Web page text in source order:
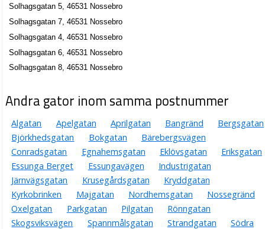
Solhagsgatan 5, 46531 Nossebro
Solhagsgatan 7, 46531 Nossebro
Solhagsgatan 4, 46531 Nossebro
Solhagsgatan 6, 46531 Nossebro
Solhagsgatan 8, 46531 Nossebro
Andra gator inom samma postnummer
Algatan Apelgatan Aprilgatan Bangränd
Bergsgatan
Björkhedsgatan
Bokgatan
Bärebergsvägen
Conradsgatan
Egnahemsgatan Eklövsgatan
Eriksgatan
Essunga Berget
Essungavägen
Industrigatan
Järnvägsgatan
Krusegårdsgatan
Kryddgatan
Kyrkobrinken
Majgatan Nordhemsgatan
Nossegränd
Oxelgatan
Parkgatan Pilgatan
Rönngatan
Skogsviksvägen
Spannmålsgatan Strandgatan
Södra